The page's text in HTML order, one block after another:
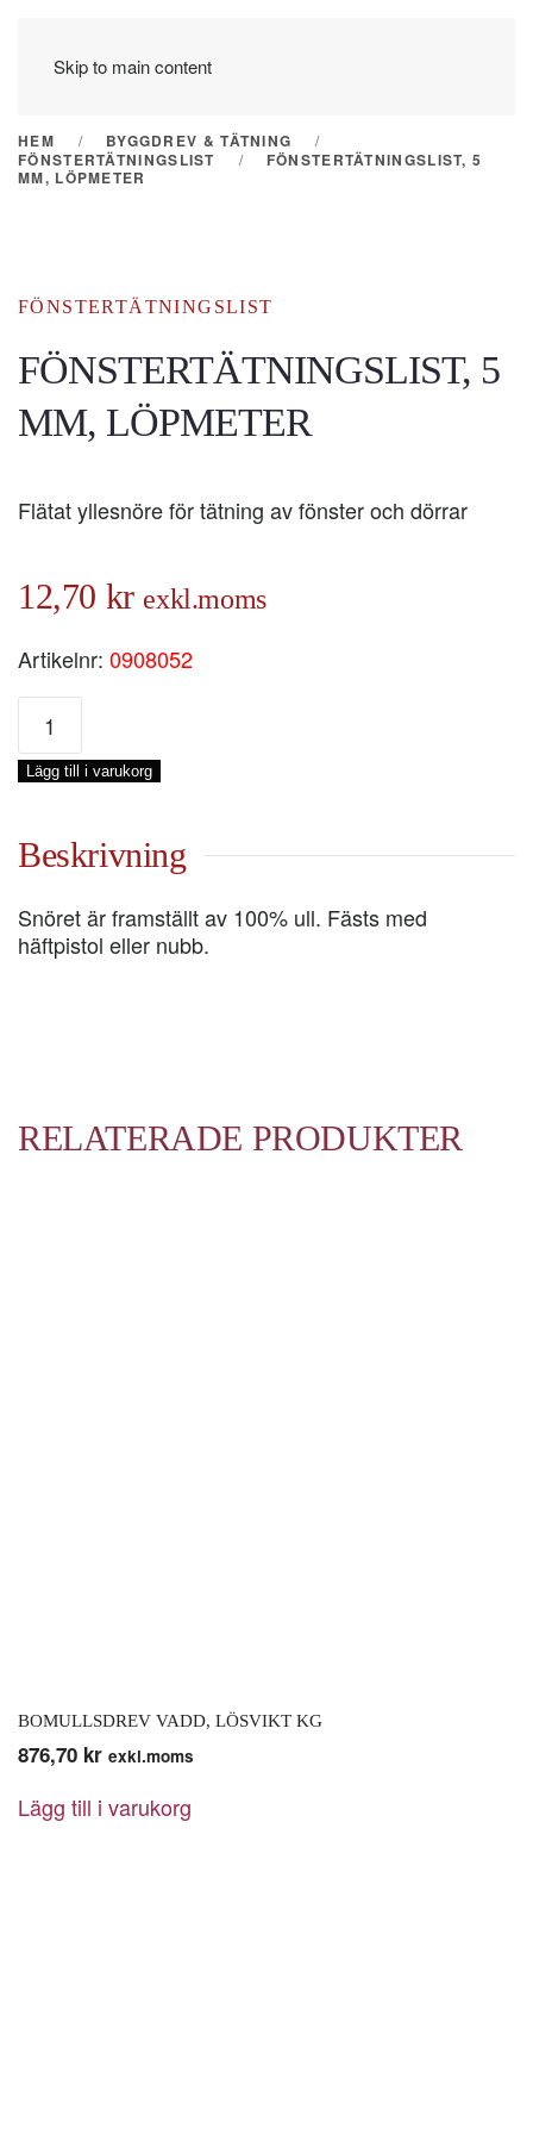
Skip to main content
HEM
BYGGDREV & TÄTNING
FÖNSTERTÄTNINGSLIST
FÖNSTERTÄTNINGSLIST, 5
MM, LÖPMETER
FÖNSTERTÄTNINGSLIST
FÖNSTERTÄTNINGSLIST, 5
MM, LÖPMETER
Flätat yllesnöre för tätning av fönster och dörrar
12,70 kr exkl.moms
Artikelnr: 0908052
FÖNSTERTÄTNINGSLIST,
MM,
LÖPMETER
Lägg till i varukorg
Beskrivning
Snöret är framställt av 100% ull. Fästs med
häftpistol eller nubb.
RELATERADE PRODUKTER
BOMULLSDREV VADD, LÖSVIKT KG
876,70 kr exkl.moms
Lägg till i varukorg